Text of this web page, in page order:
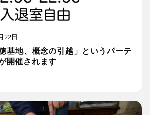
22日
基地、概念の引越」というパーテ
開催されます